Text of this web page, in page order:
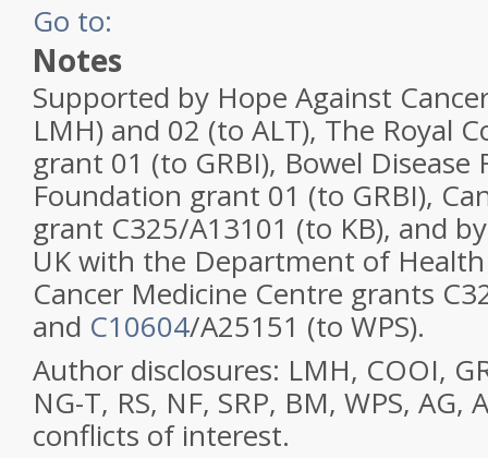
Go to:
Notes
Supported by Hope Against
LMH) and 02 (to ALT), The Royal
grant 01 (to GRBI), Bowel Disease
Foundation grant 01 (to GRBI),
grant C325/A13101 (to KB), and
UK with the Department of
Cancer Medicine Centre grants
and C10604/A25151 (to WPS).
Author disclosures: LMH, COOI,
NG-T, RS, NF, SRP, BM, WPS, AG,
conflicts of interest.